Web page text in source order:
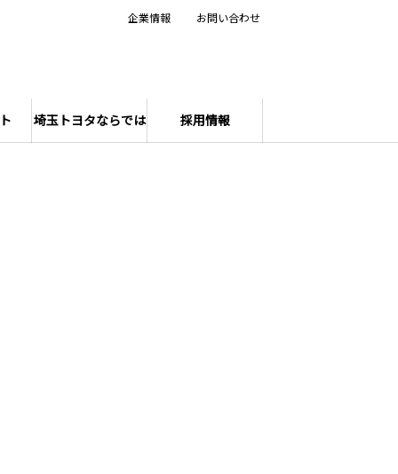
埼玉トヨタならでは 採用情報
企業情報 お問い合わせ